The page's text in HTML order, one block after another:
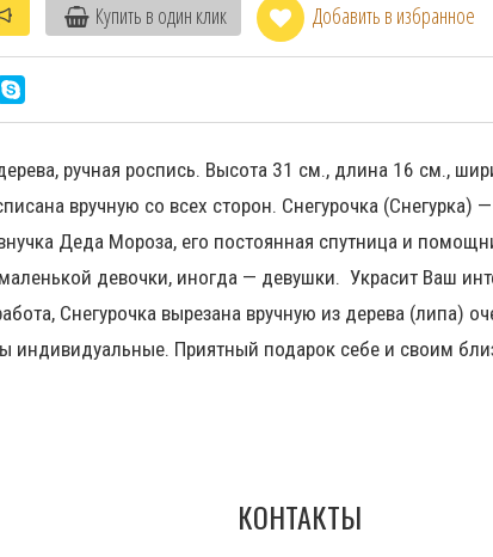
Купить в один клик Добавить в избранное
ручная роспись. Высота 31 см., длина 16 см.,
вручную со всех сторон. Снегурочка (Снегурка)
Деда Мороза, его постоянная спутница и
девочки, иногда — девушки. Украсит Ваш
Снегурочка вырезана вручную из дерева (липа)
индивидуальные. Приятный подарок себе и своим
КОНТАКТЫ